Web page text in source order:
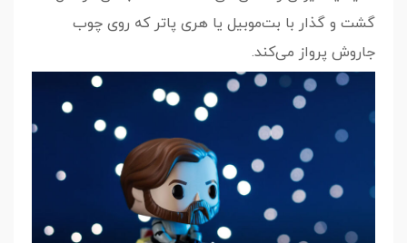
گشت و گذار با بت‌موبیل یا هری پاتر که روی چوب
جاروش پرواز می‌کند.